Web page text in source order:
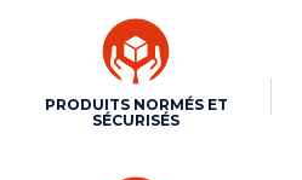
PRODUITS NORMÉS ET
SÉCURISÉS